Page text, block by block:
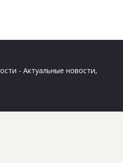
- Актуальные новости,